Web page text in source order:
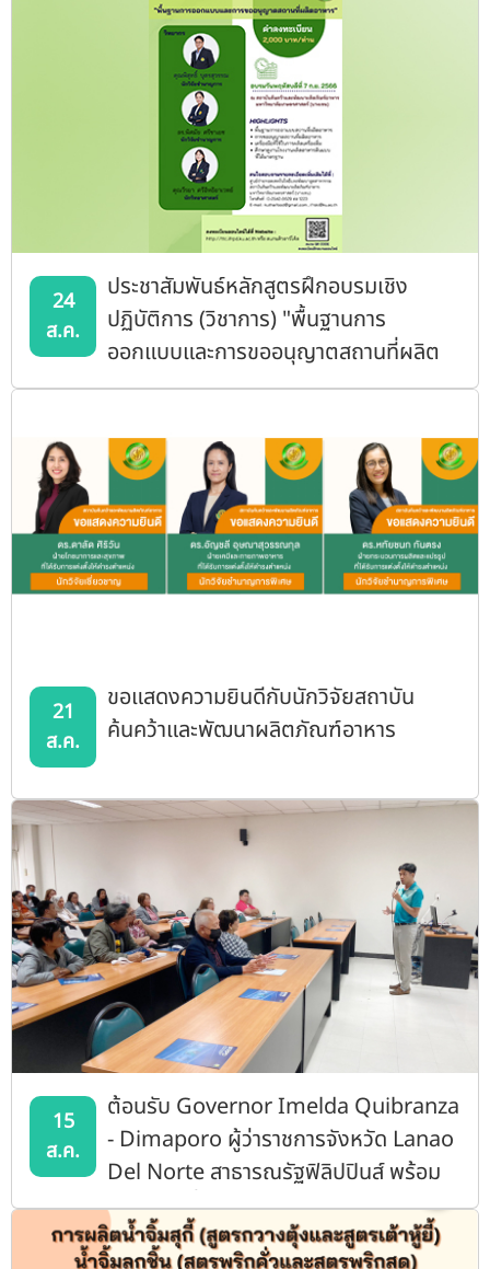
24
ส.ค.
ประชาสัมพันธ์หลักสูตรฝึกอบรมเชิง
ปฏิบัติการ (วิชาการ) "พื้นฐานการ
ออกแบบและการขออนุญาตสถานที่ผลิต
อาหาร"
21
ส.ค.
ขอแสดงความยินดีกับนักวิจัยสถาบัน
ค้นคว้าและพัฒนาผลิตภัณฑ์อาหาร
15
ส.ค.
ต้อนรับ Governor Imelda Quibranza
- Dimaporo ผู้ว่าราชการจังหวัด Lanao
Del Norte สาธารณรัฐฟิลิปปินส์ พร้อม
คณะ เข้าเยี่ยมชมดูงานสถาบันฯ